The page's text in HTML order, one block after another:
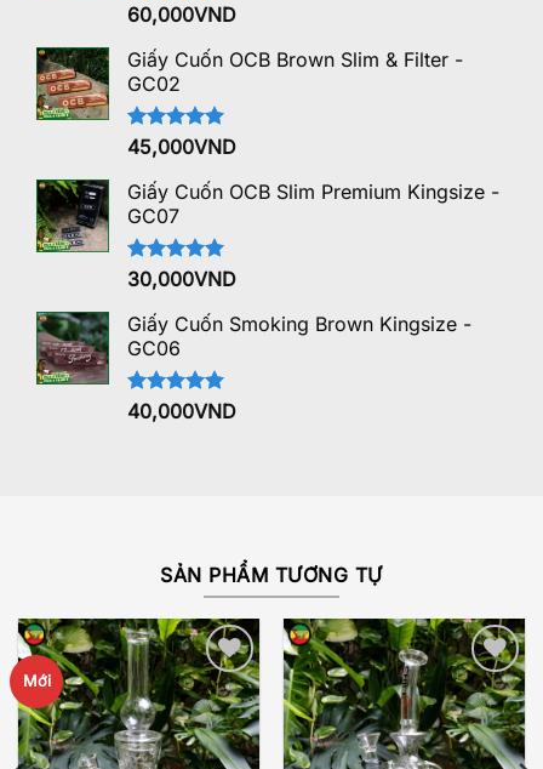
Được xếp
hạng
5 sao
60,000VND
Giấy Cuốn OCB Brown Slim & Filter -
GC02
Được xếp
hạng
5 sao
45,000VND
Giấy Cuốn OCB Slim Premium Kingsize -
GC07
Được xếp
hạng
5 sao
30,000VND
Giấy Cuốn Smoking Brown Kingsize -
GC06
Được xếp
hạng
40,000VND
SẢN PHẨM TƯƠNG TỰ
Mới
Add to
wishlist
Add to
wishlist